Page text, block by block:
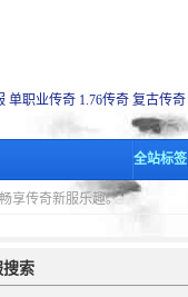
单职业传奇 1.76传奇 复古传奇
全站标签
享传奇新服乐趣。
搜索